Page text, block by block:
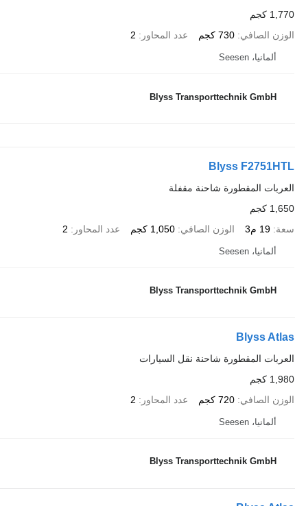
1,770 كجم
الوزن الصافي 730 كجم عدد المحاور 2
ألمانيا، Seesen
Blyss Transporttechnik GmbH
Blyss F2751HTL
العربات المقطورة شاحنة مقفلة
1,650 كجم
سعة 19 م3 الوزن الصافي 1,050 كجم عدد المحاور 2
ألمانيا، Seesen
Blyss Transporttechnik GmbH
Blyss Atlas
العربات المقطورة شاحنة نقل السيارات
1,980 كجم
الوزن الصافي 720 كجم عدد المحاور 2
ألمانيا، Seesen
Blyss Transporttechnik GmbH